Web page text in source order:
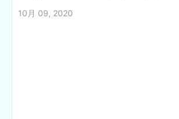
10月 09, 2020